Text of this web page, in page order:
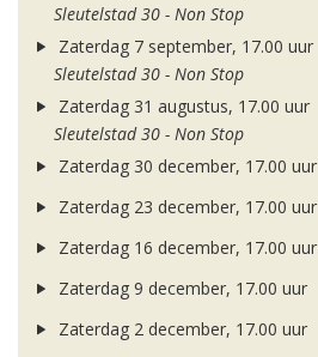
Sleutelstad 30 - Non Stop
Zaterdag 7 september, 17.00 uur
Sleutelstad 30 - Non Stop
Zaterdag 31 augustus, 17.00 uur
Sleutelstad 30 - Non Stop
Zaterdag 30 december, 17.00 uur
Zaterdag 23 december, 17.00 uur
Zaterdag 16 december, 17.00 uur
Zaterdag 9 december, 17.00 uur
Zaterdag 2 december, 17.00 uur